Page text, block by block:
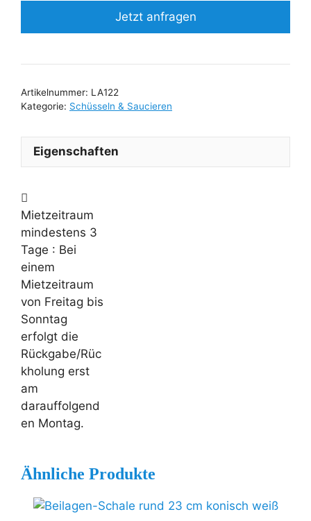
Jetzt anfragen
Artikelnummer: LA122
Kategorie: Schüsseln & Saucieren
Eigenschaften
Mietzeitraum
mindestens 3
Tage : Bei
einem
Mietzeitraum
von Freitag bis
Sonntag
erfolgt die
Rückgabe/Rüc
kholung erst
am
darauffolgend
en Montag.
Ähnliche Produkte